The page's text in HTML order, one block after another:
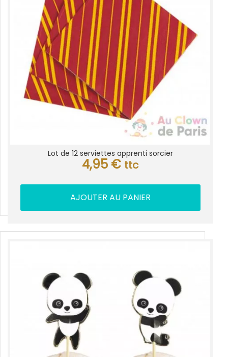
Lot de 12 serviettes apprenti sorcier
4,95 € ttc
AJOUTER AU PANIER